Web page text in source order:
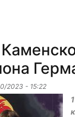
2023 - 15:22